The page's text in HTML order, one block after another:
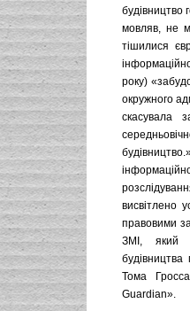
будівництво
мовляв, не
тішилися
року)
окружного
скасувала
висвітлено
правовими
ЗМІ, який
будівництва
Тома
Guardian».